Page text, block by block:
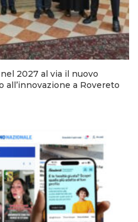
2027 al via il nuovo
a Rovereto